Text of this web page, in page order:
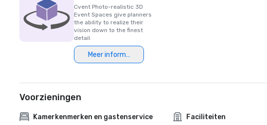
Cvent Photo-realistic 3D
Event Spaces give planners
the ability to realize their
vision down to the finest
detail.
Meer informatie
Voorzieningen
Kamerkenmerken en gastenservice
Faciliteiten